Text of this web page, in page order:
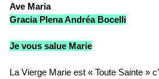
Ave Maria
Gracia Plena Andréa Bocelli
Je vous salue Marie
La Vierge Marie est « Toute Sainte »